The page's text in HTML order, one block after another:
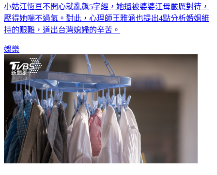
小姑江恆亘不開心就亂飆5字經，她還被婆婆江母嚴厲對待，
壓得她喘不過氣。對此，心理師王雅涵也提出4點分析婚姻維
持的艱難，道出台灣媳婦的辛苦。
娛樂